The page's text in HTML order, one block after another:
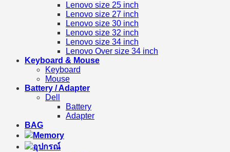
Lenovo size 25 inch
Lenovo size 27 inch
Lenovo size 30 inch
Lenovo size 32 inch
Lenovo size 34 inch
Lenovo Over size 34 inch
Keyboard & Mouse
Keyboard
Mouse
Battery / Adapter
Dell
Battery
Adapter
BAG
Memory
อุปกรณ์